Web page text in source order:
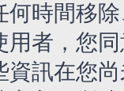
何時間移
用者，您
資訊在您